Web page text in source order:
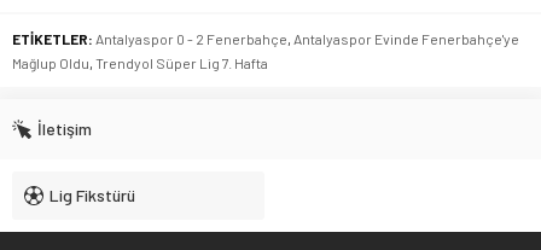
ETİKETLER: Antalyaspor 0 - 2 Fenerbahçe, Antalyaspor Evinde Fenerbahçe'ye
Mağlup Oldu, Trendyol Süper Lig 7. Hafta
İletişim
Lig Fikstürü